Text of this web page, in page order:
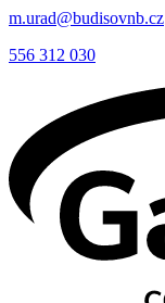
m.urad@budisovnb.cz
556 312 030